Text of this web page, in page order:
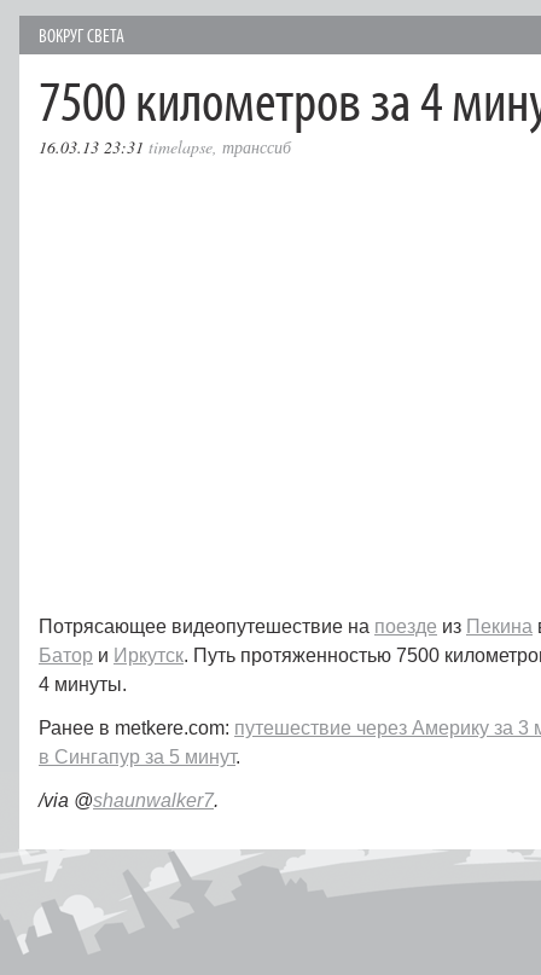
ВОКРУГ СВЕТА
7500 километров за 4
16.03.13 23:31 timelapse, транссиб
Потрясающее видеопутешествие на поезде из Пекина
Батор и Иркутск. Путь протяженностью 7500
4 минуты.
Ранее в metkere.com: путешествие через Америку за 3
в Сингапур за 5 минут.
/via @shaunwalker7.